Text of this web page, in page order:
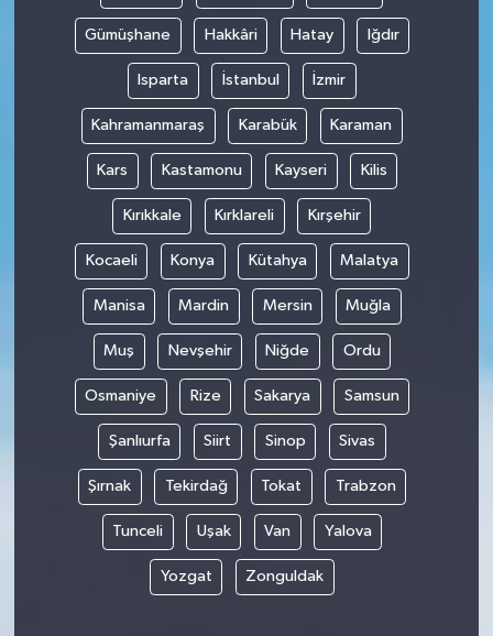
Gümüşhane Hakkâri Hatay Iğdır
Isparta İstanbul İzmir
Kahramanmaraş Karabük Karaman
Kars Kastamonu Kayseri Kilis
Kırıkkale Kırklareli Kırşehir
Kocaeli Konya Kütahya Malatya
Manisa Mardin Mersin Muğla
Muş Nevşehir Niğde Ordu
Osmaniye Rize Sakarya Samsun
Şanlıurfa Siirt Sinop Sivas
Şırnak Tekirdağ Tokat Trabzon
Tunceli Uşak Van Yalova
Yozgat Zonguldak